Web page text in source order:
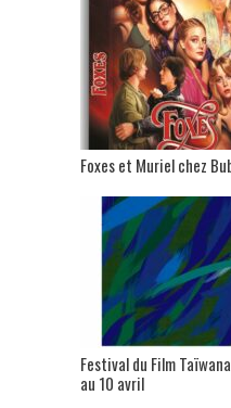
Foxes et Muriel chez
Festival du Film
au 10 avril